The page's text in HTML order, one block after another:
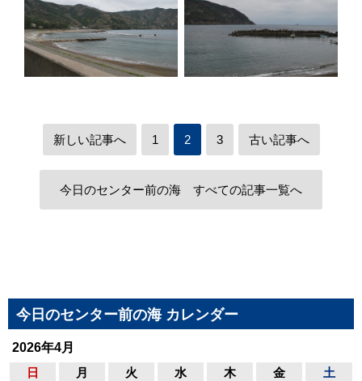
新しい記事へ 1 2 3 古い記事へ
今日のセンター前の海 すべての記事一覧へ
今日のセンター前の海 カレンダー
2026年4月
日
月 火 水 木 金 土